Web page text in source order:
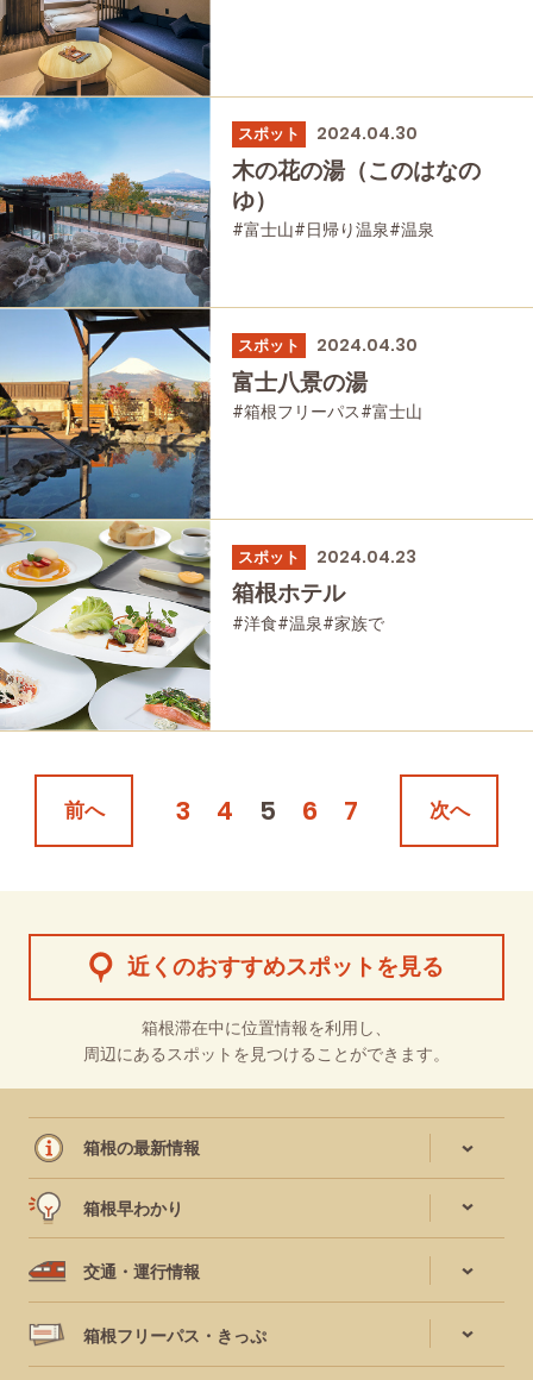
スポット 2024.04.30
木の花の湯（このはなの
ゆ）
#富士山#日帰り温泉#温泉
スポット 2024.04.30
富士八景の湯
#箱根フリーパス#富士山
スポット 2024.04.23
箱根ホテル
#洋食#温泉#家族で
前へ 3 4 5 6 7 次へ
近くのおすすめスポットを見る
箱根滞在中に位置情報を利用し、
周辺にあるスポットを見つけることができます。
箱根の最新情報
箱根早わかり
交通・運行情報
箱根フリーパス・きっぷ